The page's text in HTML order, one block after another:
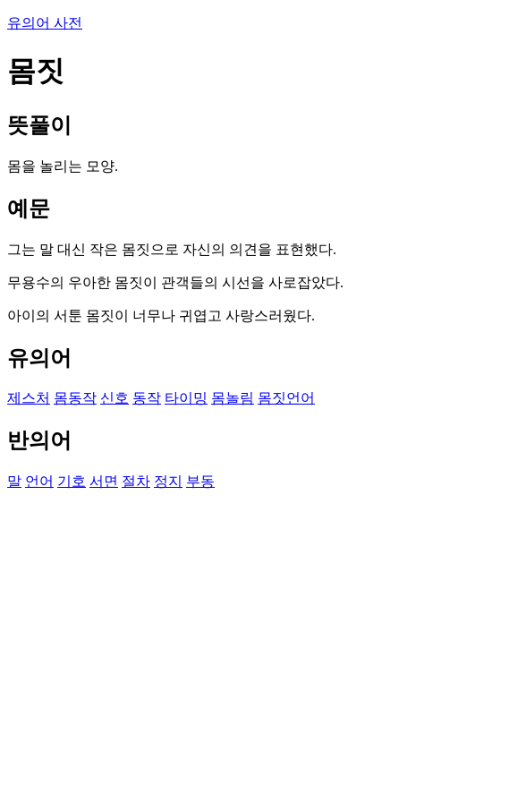
유의어 사전
몸짓
뜻풀이
몸을 놀리는 모양.
예문
그는 말 대신 작은 몸짓으로 자신의 의견을 표현했다.
무용수의 우아한 몸짓이 관객들의 시선을 사로잡았다.
아이의 서툰 몸짓이 너무나 귀엽고 사랑스러웠다.
유의어
제스처 몸동작 신호 동작 타이밍 몸놀림 몸짓언어
반의어
말 언어 기호 서면 절차 정지 부동